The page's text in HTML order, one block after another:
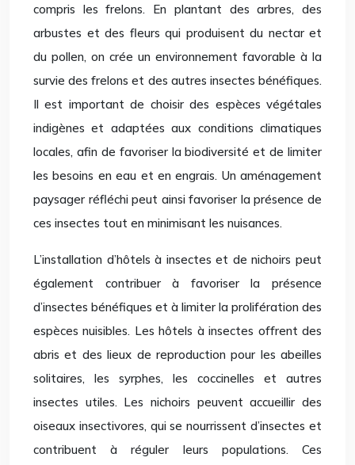
compris les frelons. En plantant des arbres, des
arbustes et des fleurs qui produisent du nectar et
du pollen, on crée un environnement favorable à la
survie des frelons et des autres insectes bénéfiques.
Il est important de choisir des espèces végétales
indigènes et adaptées aux conditions climatiques
locales, afin de favoriser la biodiversité et de limiter
les besoins en eau et en engrais. Un aménagement
paysager réfléchi peut ainsi favoriser la présence de
ces insectes tout en minimisant les nuisances.
L’installation d’hôtels à insectes et de nichoirs peut
également contribuer à favoriser la présence
d’insectes bénéfiques et à limiter la prolifération des
espèces nuisibles. Les hôtels à insectes offrent des
abris et des lieux de reproduction pour les abeilles
solitaires, les syrphes, les coccinelles et autres
insectes utiles. Les nichoirs peuvent accueillir des
oiseaux insectivores, qui se nourrissent d’insectes et
contribuent à réguler leurs populations. Ces